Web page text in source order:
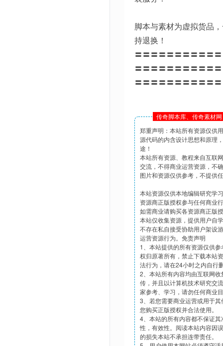
脚本与素材为虚拟货品
持退换！
〓〓〓〓〓〓〓〓〓〓
〓〓〓〓〓〓〓〓〓〓
〓〓〓〓〓〓〓〓〓〓
传奇脚本库、传奇素材
郑重声明：本站所有资源仅供
源代码的内含设计思想和原理
途！
本站所有资源、教程来自互联
交流，不得商业运营资源，不
图片和资源仅供参考，不提供
本站资源仅供本地编辑研究学
资源商正版授权参与任何商业
如需商业请购买各资源商正版
本站仅收集资源，提供用户自
不存在私自接受协助用户架设
运营资源行为。免责声明
1、本站提供的所有资源仅供
权归原著所有，禁止下载本站
法行为，请在24小时之内自行
2、本站所有内容均由互联网
传，并且以计算机技术研究交
家参考、学习，请勿任何商业
3、若您需要商业运营或用于
您购买正版授权并合法使用。
4、本站的所有内容都不保证
性，有效性。阅读本站内容因
的损失本站不承担连带责任。